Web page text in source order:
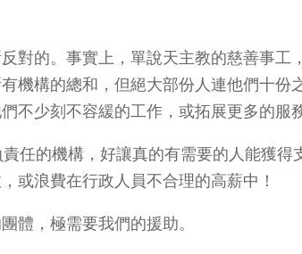
對的。事實上，單說天主教的慈善事工
機構的總和，但絕大部份人連他們十份
不少刻不容緩的工作，或拓展更多的服務
任的機構，好讓真的有需要的人能獲得
或浪費在行政人員不合理的高薪中！
體，極需要我們的援助。